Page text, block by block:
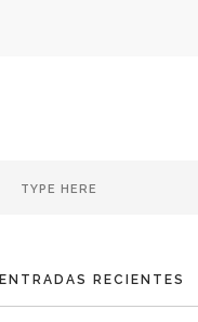
ENTRADAS RECIENTES